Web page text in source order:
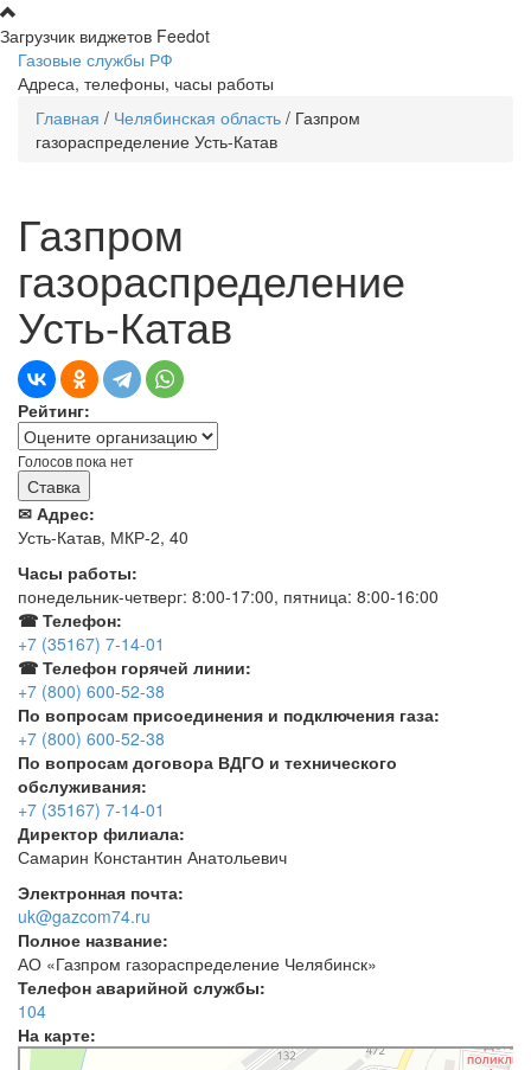
Перейти к основному содержанию
Загрузчик виджетов Feedot
Газовые службы РФ
Адреса, телефоны, часы работы
Вы здесь
Главная / Челябинская область / Газпром
газораспределение Усть-Катав
Газпром
газораспределение
Усть-Катав
Рейтинг:
Голосов пока нет
✉ Адрес:
Усть-Катав, МКР-2, 40
Часы работы:
понедельник-четверг: 8:00-17:00, пятница: 8:00-16:00
☎ Телефон:
+7 (35167) 7-14-01
☎ Телефон горячей линии:
+7 (800) 600-52-38
По вопросам присоединения и подключения газа:
+7 (800) 600-52-38
По вопросам договора ВДГО и технического
обслуживания:
+7 (35167) 7-14-01
Директор филиала:
Самарин Константин Анатольевич
Электронная почта:
uk@gazcom74.ru
Полное название:
АО «Газпром газораспределение Челябинск»
Телефон аварийной службы:
104
На карте:
Усть‑Катав